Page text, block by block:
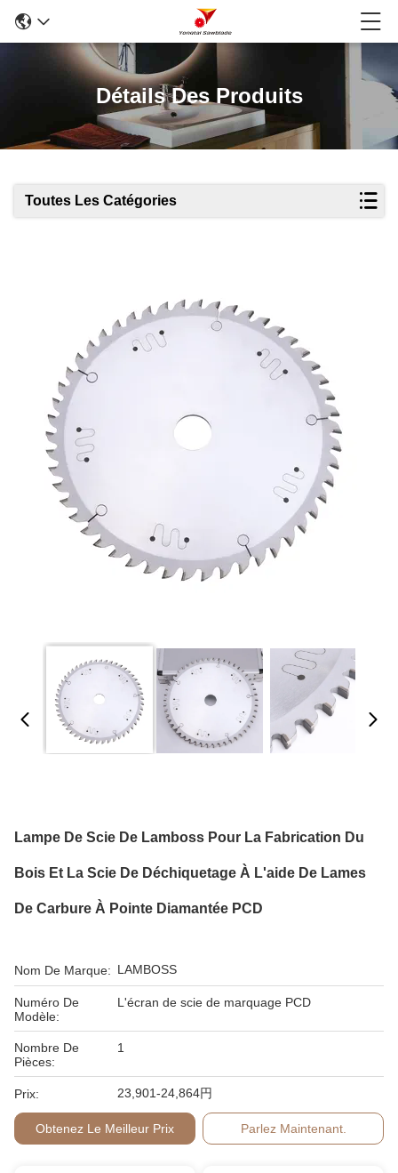
Détails Des Produits
Toutes Les Catégories
Lampe De Scie De Lamboss Pour La Fabrication Du
Bois Et La Scie De Déchiquetage À L'aide De Lames
De Carbure À Pointe Diamantée PCD
Nom De Marque: LAMBOSS
Numéro De
Modèle:
L'écran de scie de marquage PCD
Nombre De
Pièces:
1
Prix: 23,901-24,864円
Obtenez Le Meilleur Prix Parlez Maintenant.